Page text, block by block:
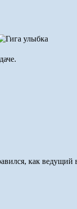
как ведущий